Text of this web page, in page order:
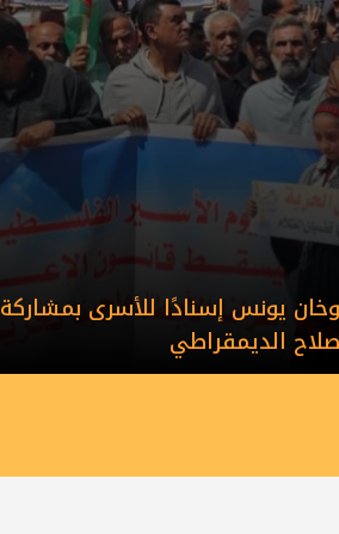
يونس إسنادًا للأسرى بمشاركة
الديمقراطي